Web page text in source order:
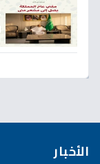
الأخبار